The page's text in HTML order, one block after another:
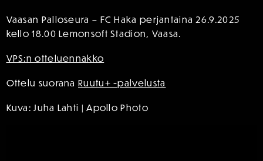
Vaasan Palloseura – FC Haka perjantaina 26.9.2025
kello 18.00 Lemonsoft Stadion, Vaasa.
VPS:n otteluennakko
Ottelu suoranaRuutu+ -palvelusta
Kuva: Juha Lahti | Apollo Photo